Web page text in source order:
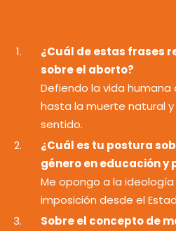
¿Cuál de estas frases
sobre el aborto?
Defiendo la vida
hasta la muerte natural
sentido.
¿Cuál es tu postura
género en educación
Me opongo a la
imposición desde el
Sobre el concepto de